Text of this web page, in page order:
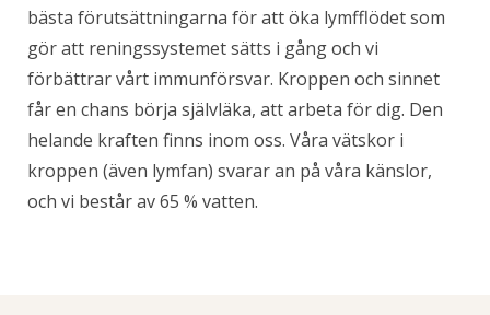
bästa förutsättningarna för att öka lymfflödet som
gör att reningssystemet sätts i gång och vi
förbättrar vårt immunförsvar. Kroppen och sinnet
får en chans börja självläka, att arbeta för dig. Den
helande kraften finns inom oss. Våra vätskor i
kroppen (även lymfan) svarar an på våra känslor,
och vi består av 65 % vatten.